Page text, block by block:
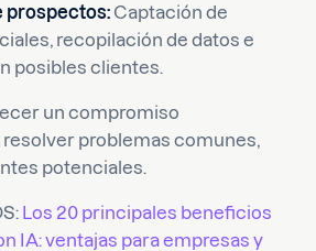
prospectos: Captación de
recopilación de datos e
posibles clientes.
un compromiso
resolver problemas comunes,
potenciales.
Los 20 principales beneficios
IA: ventajas para empresas y